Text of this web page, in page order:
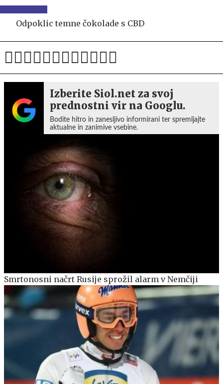
Odpoklic temne čokolade s CBD
Izberite Siol.net za svoj
prednostni vir na Googlu.
Bodite hitro in zanesljivo informirani ter spremljajte
aktualne in zanimive vsebine.
Smrtonosni načrt Rusije sprožil alarm v Nemčiji